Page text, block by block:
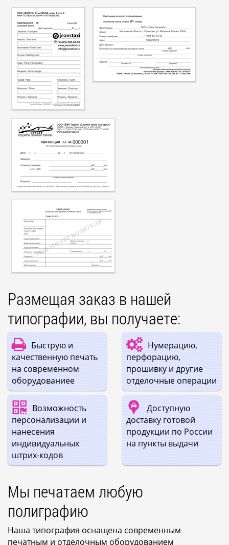
Размещая заказ в нашей
типографии, вы получаете:
Быструю и
качественную печать
на современном
оборудованиее
Нумерацию,
перфорацию,
прошивку и другие
отделочные операции
Возможность
персонализации и
нанесения
индивидуальных
штрих-кодов
Доступную
доставку готовой
продукции по России
на пункты выдачи
Мы печатаем любую
полиграфию
Наша типография оснащена современным
печатным и отделочным оборудованием